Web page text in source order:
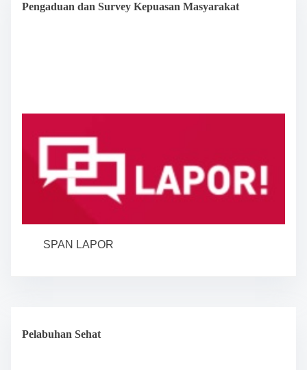
Pengaduan dan Survey Kepuasan Masyarakat
SPAN LAPOR
Pelabuhan Sehat